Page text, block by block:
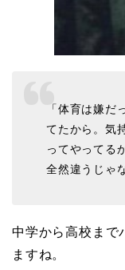
「体育は嫌だ
てたから。気
ってやってる
全然違うじゃ
中学から高校まで
ますね。